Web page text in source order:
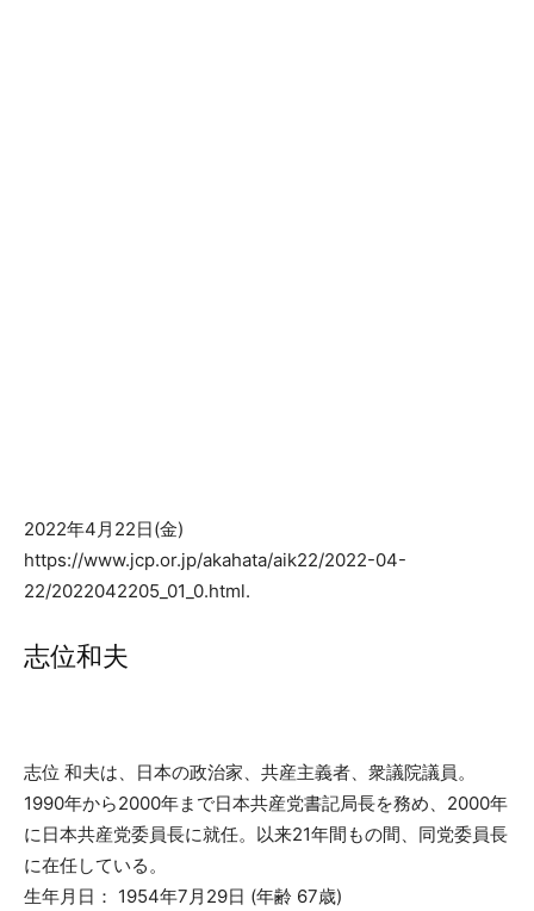
2022年4月22日(金)
https://www.jcp.or.jp/akahata/aik22/2022-04-
22/2022042205_01_0.html.
志位和夫
志位 和夫は、日本の政治家、共産主義者、衆議院議員。
1990年から2000年まで日本共産党書記局長を務め、2000年
に日本共産党委員長に就任。以来21年間もの間、同党委員長
に在任している。
生年月日： 1954年7月29日 (年齢 67歳)